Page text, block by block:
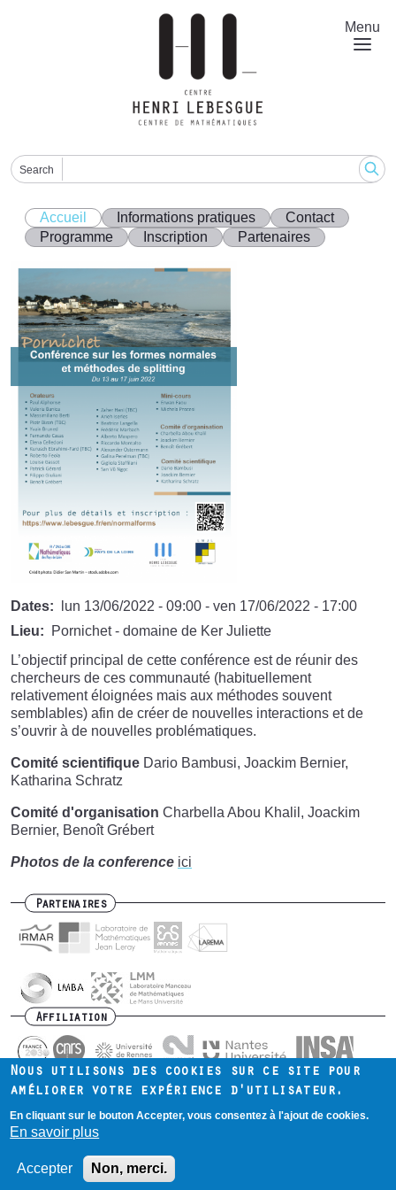
Menu
Search
Accueil Informations pratiques
Contact
Programme
Inscription Partenaires
Dates lun 13/06/2022 - 09:00 - ven 17/06/2022 - 17:00
Lieu
Pornichet - domaine de Ker Juliette
L’objectif principal de cette conférence est de réunir des
chercheurs de ces communauté (habituellement
relativement éloignées mais aux méthodes souvent
semblables) afin de créer de nouvelles interactions et de
s’ouvrir à de nouvelles problématiques.
Comité scientifique Dario Bambusi, Joackim Bernier,
Katharina Schratz
Comité d'organisation Charbella Abou Khalil, Joackim
Bernier, Benoît Grébert
Photos de la conference ici
Partenaires
Affiliation
Footer
menu
Contact Intranet
Nous utilisons des cookies sur ce site pour
améliorer votre expérience d'utilisateur.
En cliquant sur le bouton Accepter, vous consentez à l'ajout de cookies.
En savoir plus
Accepter Non, merci.